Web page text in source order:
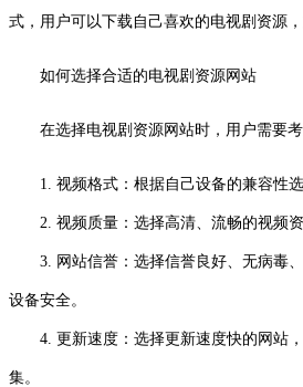
式，用户可以下载自己喜欢的电视剧资源
如何选择合适的电视剧资源网站
在选择电视剧资源网站时，用户需要
1. 视频格式：根据自己设备的兼容性
2. 视频质量：选择高清、流畅的视频资
3. 网站信誉：选择信誉良好、无病毒、
设备安全。
4. 更新速度：选择更新速度快的网站，
集。